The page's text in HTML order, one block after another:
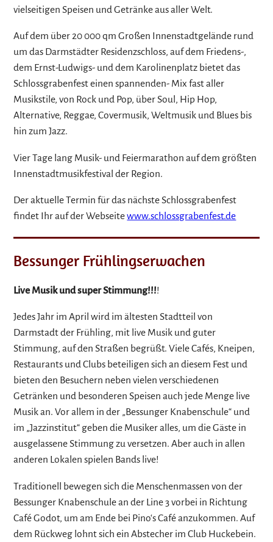
vielseitigen Speisen und Getränke aus aller Welt.
Auf dem über 20 000 qm Großen Innenstadtgelände rund
um das Darmstädter Residenzschloss, auf dem Friedens-,
dem Ernst-Ludwigs- und dem Karolinenplatz bietet das
Schlossgrabenfest einen spannenden- Mix fast aller
Musikstile, von Rock und Pop, über Soul, Hip Hop,
Alternative, Reggae, Covermusik, Weltmusik und Blues bis
hin zum Jazz.
Vier Tage lang Musik- und Feiermarathon auf dem größten
Innenstadtmusikfestival der Region.
Der aktuelle Termin für das nächste Schlossgrabenfest
findet Ihr auf der Webseitewww.schlossgrabenfest.de
Bessunger Frühlingserwachen
Live Musik und super Stimmung!!!!
Jedes Jahr im April wird im ältesten Stadtteil von
Darmstadt der Frühling, mit live Musik und guter
Stimmung, auf den Straßen begrüßt. Viele Cafés, Kneipen,
Restaurants und Clubs beteiligen sich an diesem Fest und
bieten den Besuchern neben vielen verschiedenen
Getränken und besonderen Speisen auch jede Menge live
Musik an. Vor allem in der „Bessunger Knabenschule“ und
im „Jazzinstitut“ geben die Musiker alles, um die Gäste in
ausgelassene Stimmung zu versetzen. Aber auch in allen
anderen Lokalen spielen Bands live!
Traditionell bewegen sich die Menschenmassen von der
Bessunger Knabenschule an der Line 3 vorbei in Richtung
Café Godot, um am Ende bei Pino‘s Café anzukommen. Auf
dem Rückweg lohnt sich ein Abstecher im Club Huckebein.